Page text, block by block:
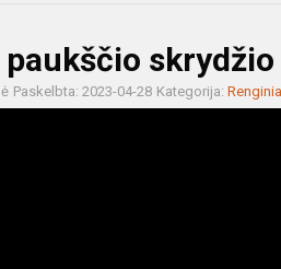
skrydžio
Paskelbta: 2023-04-28 Kategorija: